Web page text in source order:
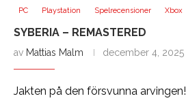
PC Playstation Spelrecensioner Xbox
SYBERIA – REMASTERED
av Mattias Malm december 4, 2025
Jakten på den försvunna arvingen!